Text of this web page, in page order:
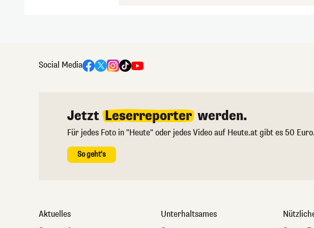
Social Media
Jetzt Leserreporter werden.
Für jedes Foto in "Heute" oder jedes Video auf Heute.at gibt es 50 Euro.
So geht's
Aktuelles
Unterhaltsames